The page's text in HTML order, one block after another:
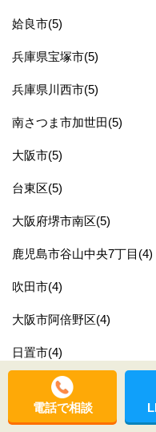
姶良市(5)
兵庫県宝塚市(5)
兵庫県川西市(5)
南さつま市加世田(5)
大阪市(5)
台東区(5)
大阪府堺市南区(5)
鹿児島市谷山中央7丁目(4)
吹田市(4)
大阪市阿倍野区(4)
日置市(4)
福岡県柳川市(4)
鹿児島市下福元町(4)
電話で相談